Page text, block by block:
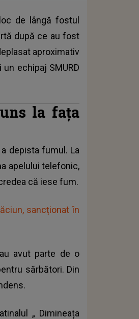
de lângă fostul
după ce au fost
aproximativ
echipaj SMURD
la fața
depista fumul. La
apelului telefonic,
că iese fum.
sancționat în
avut parte de o
sărbători. Din
„ Dimineața